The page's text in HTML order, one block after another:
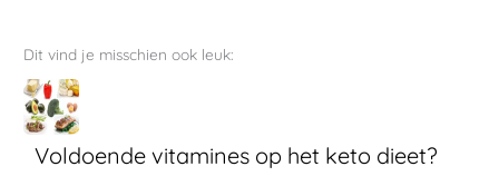
Dit vind je misschien ook leuk:
Voldoende vitamines op het keto dieet?